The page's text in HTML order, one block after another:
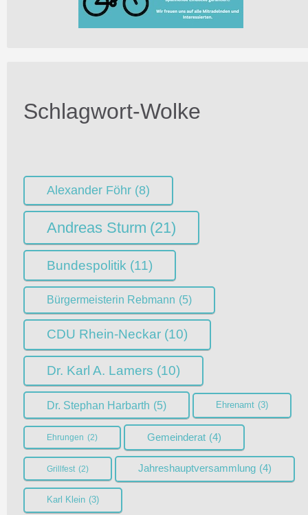
Schlagwort-Wolke
Alexander Föhr (8)
Andreas Sturm (21)
Bundespolitik (11)
Bürgermeisterin Rebmann (5)
CDU Rhein-Neckar (10)
Dr. Karl A. Lamers (10)
Dr. Stephan Harbarth (5) Ehrenamt (3)
Ehrungen (2) Gemeinderat (4)
Grillfest (2) Jahreshauptversammlung (4)
Karl Klein (3)